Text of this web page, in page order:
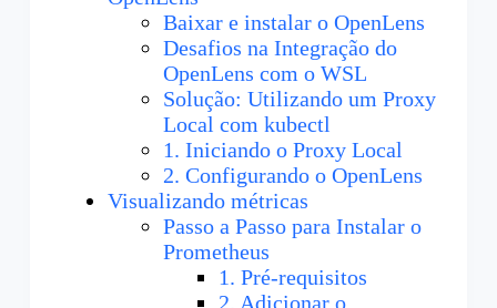
Baixar e instalar o OpenLens
Desafios na Integração do
OpenLens com o WSL
Solução: Utilizando um Proxy
Local com kubectl
1. Iniciando o Proxy Local
2. Configurando o OpenLens
Visualizando métricas
Passo a Passo para Instalar o
Prometheus
1. Pré-requisitos
2. Adicionar o